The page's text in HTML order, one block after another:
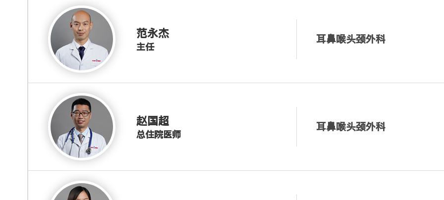
范永杰
主任
耳鼻喉头颈外科
赵国超
总住院医师
耳鼻喉头颈外科